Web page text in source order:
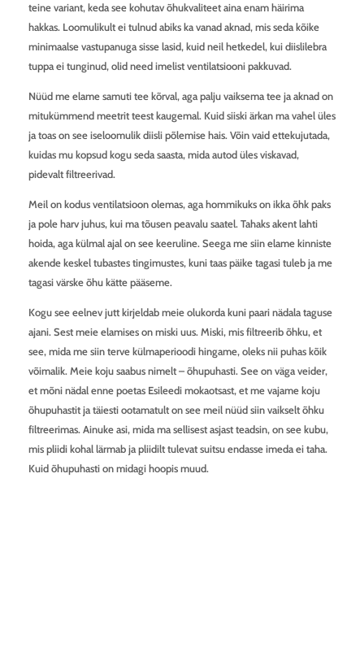
teine variant, keda see kohutav õhukvaliteet aina enam häirima
hakkas. Loomulikult ei tulnud abiks ka vanad aknad, mis seda kõike
minimaalse vastupanuga sisse lasid, kuid neil hetkedel, kui diislilebra
tuppa ei tunginud, olid need imelist ventilatsiooni pakkuvad.
Nüüd me elame samuti tee kõrval, aga palju vaiksema tee ja aknad on
mitukümmend meetrit teest kaugemal. Kuid siiski ärkan ma vahel üles
ja toas on see iseloomulik diisli põlemise hais. Võin vaid ettekujutada,
kuidas mu kopsud kogu seda saasta, mida autod üles viskavad,
pidevalt filtreerivad.
Meil on kodus ventilatsioon olemas, aga hommikuks on ikka õhk paks
ja pole harv juhus, kui ma tõusen peavalu saatel. Tahaks akent lahti
hoida, aga külmal ajal on see keeruline. Seega me siin elame kinniste
akende keskel tubastes tingimustes, kuni taas päike tagasi tuleb ja me
tagasi värske õhu kätte pääseme.
Kogu see eelnev jutt kirjeldab meie olukorda kuni paari nädala taguse
ajani. Sest meie elamises on miski uus. Miski, mis filtreerib õhku, et
see, mida me siin terve külmaperioodi hingame, oleks nii puhas kõik
võimalik. Meie koju saabus nimelt – õhupuhasti. See on väga veider,
et mõni nädal enne poetas Esileedi mokaotsast, et me vajame koju
õhupuhastit ja täiesti ootamatult on see meil nüüd siin vaikselt õhku
filtreerimas. Ainuke asi, mida ma sellisest asjast teadsin, on see kubu,
mis pliidi kohal lärmab ja pliidilt tulevat suitsu endasse imeda ei taha.
Kuid õhupuhasti on midagi hoopis muud.